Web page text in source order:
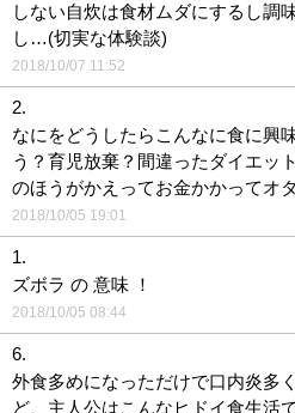
しない自炊は食材ムダにするし調
し…(切実な体験談)
2018/10/07 11:52
2.
なにをどうしたらこんなに食に興
う？育児放棄？間違ったダイエッ
のほうがかえってお金かかってオ
2018/10/05 19:01
1.
ズボラ の 意味 ！
2018/10/05 08:44
6.
外食多めになっただけで口内炎多
ど、主人公はこんなヒドイ食生活